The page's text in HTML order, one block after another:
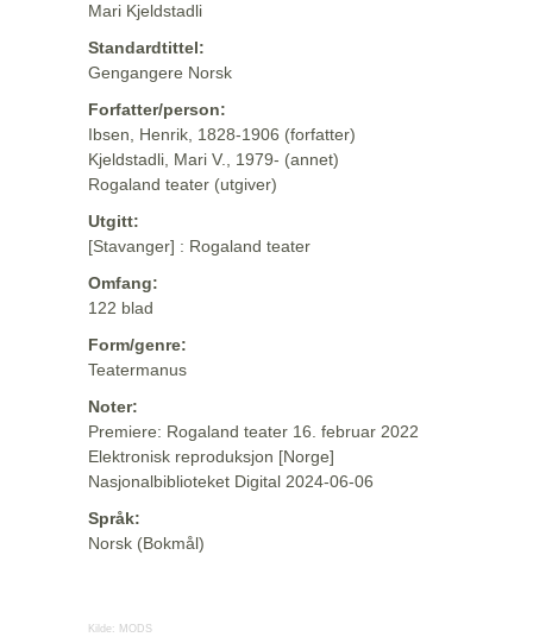
Mari Kjeldstadli
Standardtittel:
Gengangere Norsk
Forfatter/person:
Ibsen, Henrik, 1828-1906 (forfatter)
Kjeldstadli, Mari V., 1979- (annet)
Rogaland teater (utgiver)
Utgitt:
[Stavanger] : Rogaland teater
Omfang:
122 blad
Form/genre:
Teatermanus
Noter:
Premiere: Rogaland teater 16. februar 2022
Elektronisk reproduksjon [Norge]
Nasjonalbiblioteket Digital 2024-06-06
Språk:
Norsk (Bokmål)
Kilde: MODS